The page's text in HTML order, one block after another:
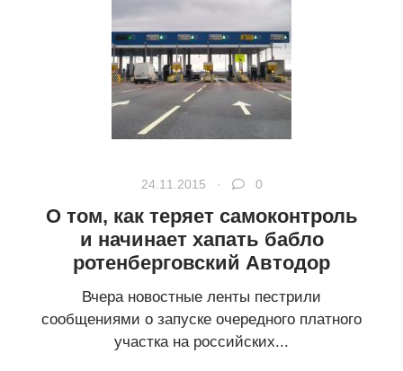
24.11.2015 · 0
О том, как теряет самоконтроль
и начинает хапать бабло
ротенберговский Автодор
Вчера новостные ленты пестрили
сообщениями о запуске очередного платного
участка на российских...